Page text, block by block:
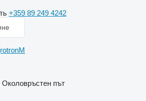
+359 89 249 4242
път